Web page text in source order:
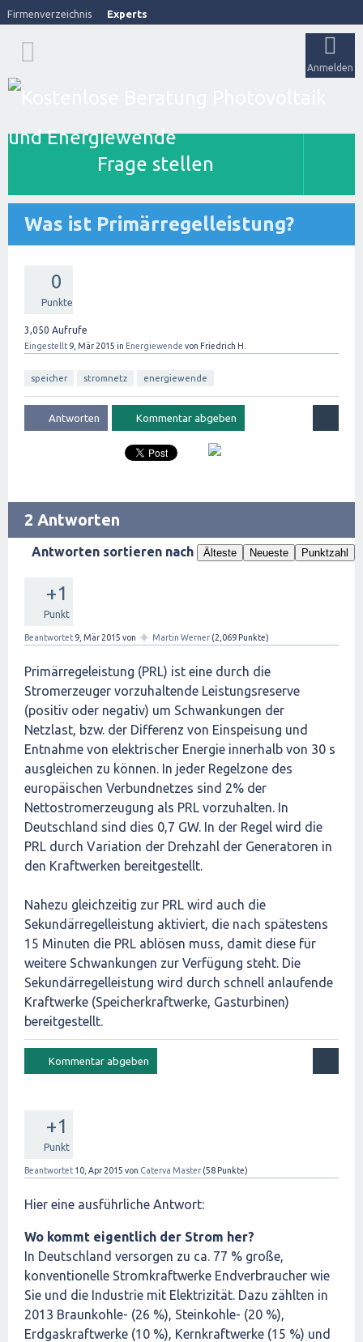
Firmenverzeichnis Experts
Anmelden
Frage stellen
Was ist Primärregelleistung?
0
Punkte
3,050 Aufrufe
Eingestellt 9, Mär 2015 in Energiewende von Friedrich H.
speicher stromnetz energiewende
2 Antworten
Antworten sortieren nach Älteste Neueste Punktzahl
+1
Punkt
Beantwortet 9, Mär 2015 von ✦ Martin Werner (2,069 Punkte)
Primärregeleistung (PRL) ist eine durch die
Stromerzeuger vorzuhaltende Leistungsreserve
(positiv oder negativ) um Schwankungen der
Netzlast, bzw. der Differenz von Einspeisung und
Entnahme von elektrischer Energie innerhalb von 30 s
ausgleichen zu können. In jeder Regelzone des
europäischen Verbundnetzes sind 2% der
Nettostromerzeugung als PRL vorzuhalten. In
Deutschland sind dies 0,7 GW. In der Regel wird die
PRL durch Variation der Drehzahl der Generatoren in
den Kraftwerken bereitgestellt.
Nahezu gleichzeitig zur PRL wird auch die
Sekundärregelleistung aktiviert, die nach spätestens
15 Minuten die PRL ablösen muss, damit diese für
weitere Schwankungen zur Verfügung steht. Die
Sekundärregelleistung wird durch schnell anlaufende
Kraftwerke (Speicherkraftwerke, Gasturbinen)
bereitgestellt.
+1
Punkt
Beantwortet 10, Apr 2015 von Caterva Master (58 Punkte)
Hier eine ausführliche Antwort:
Wo kommt eigentlich der Strom her?
In Deutschland versorgen zu ca. 77 % große,
konventionelle Stromkraftwerke Endverbraucher wie
Sie und die Industrie mit Elektrizität. Dazu zählten in
2013 Braunkohle- (26 %), Steinkohle- (20 %),
Erdgaskraftwerke (10 %), Kernkraftwerke (15 %) und